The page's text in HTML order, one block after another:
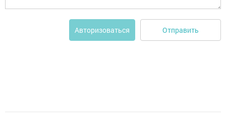
Авторизоваться Отправить